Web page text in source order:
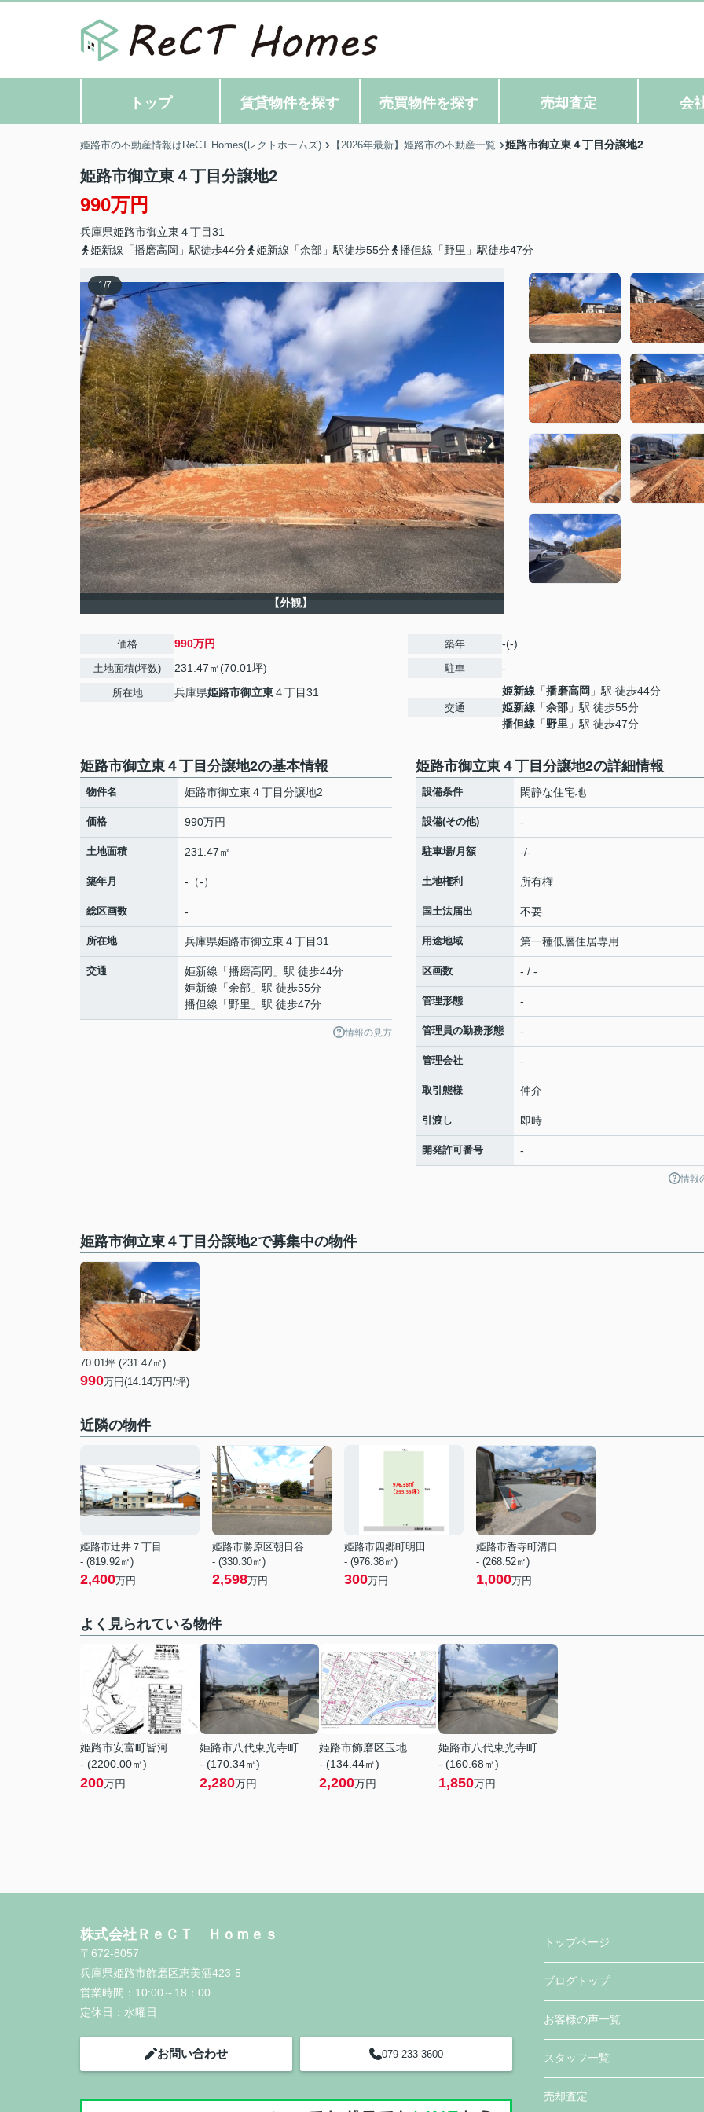
トップ 賃貸物件を探す 売買物件を探す 売却査定 会
姫路市の不動産情報はReCT Homes(レクトホームズ) 【2026年最新】姫路市の不動産一覧 姫路市御立東４丁目分譲地2
姫路市御立東４丁目分譲地2
990万円
兵庫県姫路市御立東 ４丁目31
姫新線「播磨高岡」駅徒歩44分
姫新線「余部」駅徒歩55分 播但線「野里」駅徒歩47分
1/7
【外観】
価格 990万円
土地面積(坪数) 231.47㎡(70.01坪)
所在地 兵庫県姫路市御立東４丁目31
築年 -(-)
駐車 -
交通
姫新線 「播磨高岡 」駅 徒歩44分
姫新線 「余部 」駅 徒歩55分
播但線 「野里 」駅 徒歩47分
姫路市御立東４丁目分譲地2の基本情報
物件名 姫路市御立東４丁目分譲地2
価格 990万円
土地面積 231.47㎡
築年月 -（-）
総区画数 -
所在地 兵庫県姫路市御立東 ４丁目31
交通 姫新線 「播磨高岡 」駅 徒歩44分
姫新線 「余部 」駅 徒歩55分
播但線 「野里 」駅 徒歩47分
情報の見方
姫路市御立東４丁目分譲地2の詳細情報
設備条件 閑静な住宅地
設備(その他) -
駐車場/月額 -/-
土地権利 所有権
国土法届出 不要
用途地域 第一種低層住居専用
区画数 - / -
管理形態 -
管理員の勤務形態 -
管理会社 -
取引態様 仲介
引渡し 即時
開発許可番号 -
情報
姫路市御立東４丁目分譲地2で募集中の物件
70.01坪 (231.47㎡)
990万円(14.14万円/坪)
近隣の物件
姫路市辻井７丁目
- (819.92㎡)
2,400万円
姫路市勝原区朝日谷
- (330.30㎡)
2,598万円
姫路市四郷町明田
- (976.38㎡)
300万円
姫路市香寺町溝口
- (268.52㎡)
1,000万円
よく見られている物件
姫路市安富町皆河
- (2200.00㎡)
200万円
姫路市八代東光寺町
- (170.34㎡)
2,280万円
姫路市飾磨区玉地
- (134.44㎡)
2,200万円
姫路市八代東光寺町
- (160.68㎡)
1,850万円
株式会社ＲｅＣＴ Ｈｏｍｅｓ
〒672-8057
兵庫県姫路市飾磨区恵美酒423-5
営業時間： 10:00～18：00
定休日： 水曜日
お問い合わせ 079-233-3600
トップページ
ブログトップ
お客様の声一覧
スタッフ一覧
売却査定